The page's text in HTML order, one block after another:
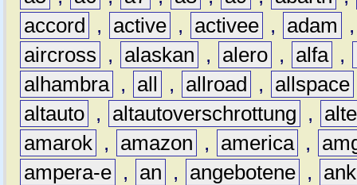
accord
, active , activee , adam
aircross
, alaskan , alero , alfa ,
alhambra , all , allroad , allspace
altauto , altautoverschrottung ,
amarok , amazon , america ,
ampera-e , an , angebotene ,